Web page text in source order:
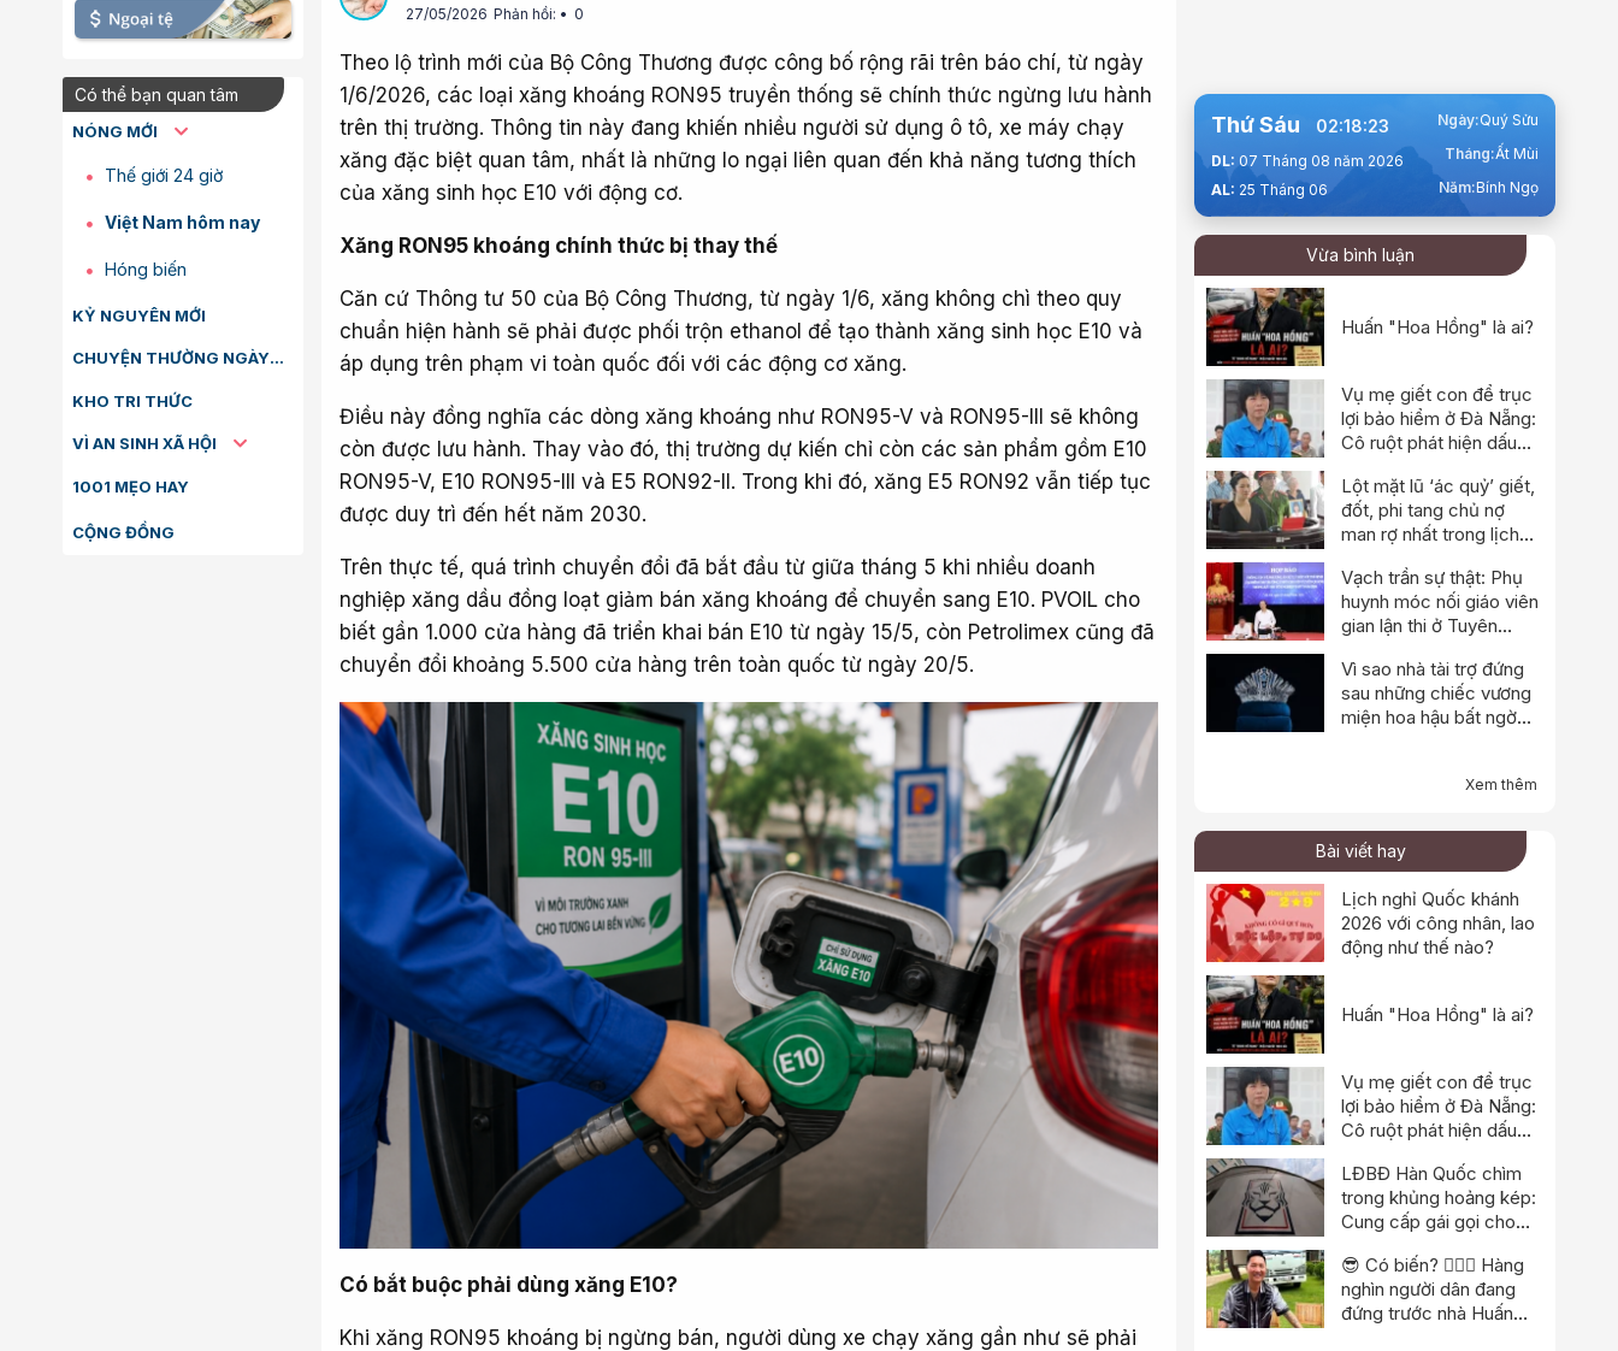
Có thể bạn quan tâm
NÓNG MỚI
Thế giới 24 giờ
Việt Nam hôm nay
Hóng biến
KỶ NGUYÊN MỚI
CHUYỆN THƯỜNG NGÀY
KHO TRI THỨC
VÌ AN SINH XÃ HỘI
1001 MẸO HAY
CỘNG ĐỒNG
27/05/2026 Phản hồi: 0
Theo lộ trình mới của Bộ Công Thương được công bố rộng rãi trên báo chí, từ ngày
1/6/2026, các loại xăng khoáng RON95 truyền thống sẽ chính thức ngừng lưu hành
trên thị trường. Thông tin này đang khiến nhiều người sử dụng ô tô, xe máy chạy
xăng đặc biệt quan tâm, nhất là những lo ngại liên quan đến khả năng tương thích
của xăng sinh học E10 với động cơ.
Xăng RON95 khoáng chính thức bị thay thế
Căn cứ Thông tư 50 của Bộ Công Thương, từ ngày 1/6, xăng không chì theo quy
chuẩn hiện hành sẽ phải được phối trộn ethanol để tạo thành xăng sinh học E10 và
áp dụng trên phạm vi toàn quốc đối với các động cơ xăng.
Điều này đồng nghĩa các dòng xăng khoáng như RON95-V và RON95-III sẽ không
còn được lưu hành. Thay vào đó, thị trường dự kiến chỉ còn các sản phẩm gồm E10
RON95-V, E10 RON95-III và E5 RON92-II. Trong khi đó, xăng E5 RON92 vẫn tiếp tục
được duy trì đến hết năm 2030.
Trên thực tế, quá trình chuyển đổi đã bắt đầu từ giữa tháng 5 khi nhiều doanh
nghiệp xăng dầu đồng loạt giảm bán xăng khoáng để chuyển sang E10. PVOIL cho
biết gần 1.000 cửa hàng đã triển khai bán E10 từ ngày 15/5, còn Petrolimex cũng đã
chuyển đổi khoảng 5.500 cửa hàng trên toàn quốc từ ngày 20/5.
Có bắt buộc phải dùng xăng E10?
Khi xăng RON95 khoáng bị ngừng bán, người dùng xe chạy xăng gần như sẽ phải
Thứ Sáu 02:18:24
DL: 07 Tháng 08 năm 2026
AL: 25 Tháng 06
Ngày:Quý Sửu
Tháng:Ất Mùi
Năm:Bính Ngọ
Vừa bình luận
Huấn "Hoa Hồng" là ai?
Vụ mẹ giết con để trục
lợi bảo hiểm ở Đà Nẵng:
Cô ruột phát hiện dấu
Lột mặt lũ ‘ác quỷ’ giết,
đốt, phi tang chủ nợ
man rợ nhất trong lịch
Vạch trần sự thật: Phụ
huynh móc nối giáo viên
gian lận thi ở Tuyên
Vì sao nhà tài trợ đứng
sau những chiếc vương
miện hoa hậu bất ngờ
Xem thêm
Bài viết hay
Lịch nghỉ Quốc khánh
2026 với công nhân, lao
động như thế nào?
Huấn "Hoa Hồng" là ai?
Vụ mẹ giết con để trục
lợi bảo hiểm ở Đà Nẵng:
Cô ruột phát hiện dấu
LĐBĐ Hàn Quốc chìm
trong khủng hoảng kép:
Cung cấp gái gọi cho
kích trụ sở
😎 Có biến? 👮🏻‍♂️ Hàng
nghìn người dân đang
đứng trước nhà Huấn